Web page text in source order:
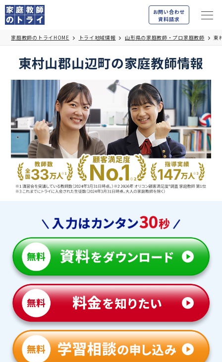
お問い合わせ
資料請求
家庭教師のトライHOME トライ地域情報 山形県の家庭教師・プロ家庭教師 東
東村山郡山辺町の家庭教師情報